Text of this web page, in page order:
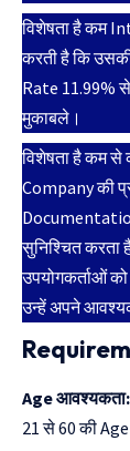
विशेषता है कम
करती है कि
Rate 11.99%
मुकाबले।
विशेषता है कम
Company की
सुनिश्चित
उपयोगकर्ताओं
उन्हें अपने
Age आवश्यकता:
21 से 60 की Age